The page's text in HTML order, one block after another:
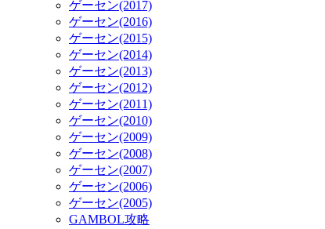
ゲーセン(2017)
ゲーセン(2016)
ゲーセン(2015)
ゲーセン(2014)
ゲーセン(2013)
ゲーセン(2012)
ゲーセン(2011)
ゲーセン(2010)
ゲーセン(2009)
ゲーセン(2008)
ゲーセン(2007)
ゲーセン(2006)
ゲーセン(2005)
GAMBOL攻略